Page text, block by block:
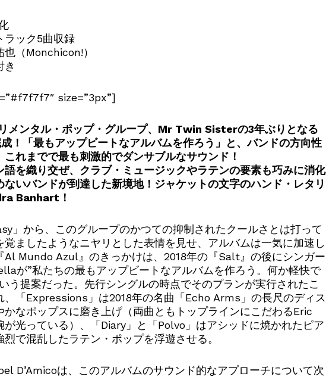
ック5曲収録
（Monchicon!）
き
size=”3px”]
メンタル・ポップ・グループ、Mr Twin Sisterの3年ぶりとなる
！「最もアップビートなアルバムを作ろう」と、バンドの方向性
これまでで最も刺激的でダンサブルなサウンド！
を織り交ぜ、クラブ・ ミュージックやラテンの要素も巧みに消化
ないバンドが到達した新境地！ ジャケットの文字のハン ド・レタリ
Banhart！
」から、 このグループのかつての抑制されたクールさとは打って
覚ましたようなニヤリとした表情を見せ、 アルバムは一気に加速し
Al Mundo Azul』のきっかけは、2018年の『Salt』 の後にシンガー
が”私たちの最もアップビートなアルバムを作ろう。 何か軽快で
う提案だった。 先行シングルの時点でそのプランが実行されたこ
「Expressions」は2018年の名曲「Echo Arms」 の長尺のディス
かなポップスに磨き上げ（両曲ともトップラインにこだわるEric
が光っている）、「Diary」と「Polvo」はアシッドに焼かれたピア
烈で混乱したラテン・ポップを浮遊させる。
D’Amicoは、 このアルバムのサウンド的なアプローチについて次